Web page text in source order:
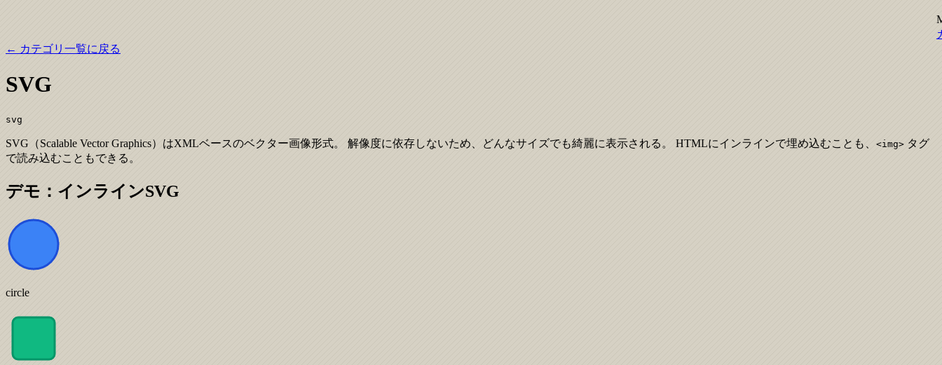
← カテゴリ一覧に戻る
SVG
svg
SVG（Scalable Vector Graphics）はXMLベースのベクター画像形式。 解像度に依存しないため、どんなサイズでも綺麗に表示される。 HTMLにインラインで埋め込むことも、 <img> タグ
で読み込むこともできる。
デモ：インラインSVG
circle